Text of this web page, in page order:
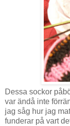
Dessa sockor
var ändå inte
jag såg hur jag
funderar på vart